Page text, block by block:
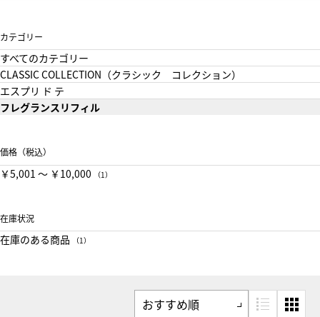
カテゴリー
すべてのカテゴリー
CLASSIC COLLECTION（クラシック コレクション）
エスプリ ド テ
フレグランスリフィル
価格（税込）
￥5,001 〜 ￥10,000 （1）
在庫状況
在庫のある商品 （1）